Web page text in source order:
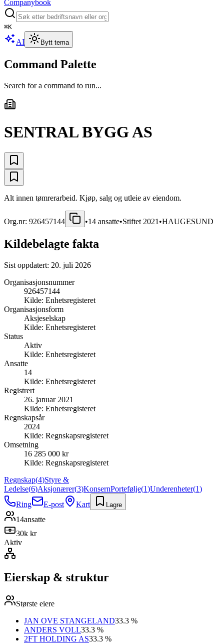
Companybook
⌘K
AI Bytt tema
Command Palette
Search for a command to run...
SENTRAL BYGG AS
Alt innen tømrerarbeid. Kjøp, salg og utleie av eiendom.
Org.nr: 926457144 •14 ansatte•Stiftet 2021 •HAUGESUND
Kildebelagte fakta
Sist oppdatert: 20. juli 2026
Organisasjonsnummer
926457144
Kilde: Enhetsregisteret
Organisasjonsform
Aksjeselskap
Kilde: Enhetsregisteret
Status
Aktiv
Kilde: Enhetsregisteret
Ansatte
14
Kilde: Enhetsregisteret
Registrert
26. januar 2021
Kilde: Enhetsregisteret
Regnskapsår
2024
Kilde: Regnskapsregisteret
Omsetning
16 285 000 kr
Kilde: Regnskapsregisteret
Regnskap(4)Styre &
Ledelse(6)Aksjonærer(3)KonsernPortefølje(1)Underenheter(1)
Ring
E-post Kart Lagre
14ansatte
30k kr
Aktiv
Eierskap & struktur
Største eiere
JAN OVE STANGELAND33.3 %
ANDERS VOLL33.3 %
2FT HOLDING AS33.3 %